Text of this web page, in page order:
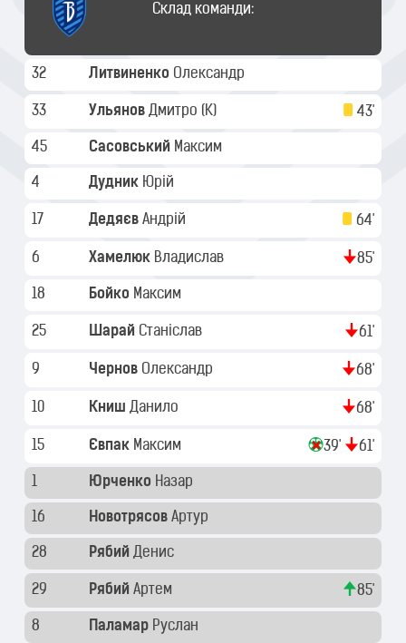
Склад команди:
32 Литвиненко Олександр
33 Ульянов Дмитро (K) 43'
45 Сасовський Максим
4 Дудник Юрій
17 Дедяєв Андрій 64'
6 Хамелюк Владислав 85'
18 Бойко Максим
25 Шарай Станіслав 61'
9 Чернов Олександр 68'
10 Книш Данило 68'
15 Євпак Максим 39' 61'
1 Юрченко Назар
16 Новотрясов Артур
28 Рябий Денис
29 Рябий Артем 85'
8 Паламар Руслан